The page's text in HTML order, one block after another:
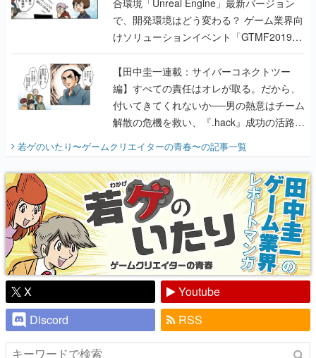
合環境「Unreal Engine」最新バージョン
で、開発環境はどう変わる？ ゲーム業界向
けソリューションイベント「GTMF2019」
に行って、より理解を深めよう【PR】
【田中圭一連載：サイバーコネクトツー
編】すべての責任はオレが取る。だから、
付いてきてくれないか──男の熱意はチーム
解散の危機を救い、『.hack』成功の活路を
開く。業界の快男児・松山 洋に流れる血は
『少年ジャンプ』色だった【若ゲのいた
り】
若ゲのいたり〜ゲームクリエイターの青春〜の記事一覧
X
Youtube
Discord
RSS